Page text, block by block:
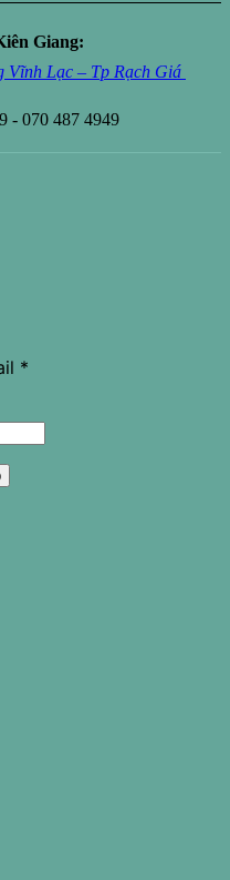
Giang:
Lạc – Tp Rạch Giá
- 070 487 4949
*